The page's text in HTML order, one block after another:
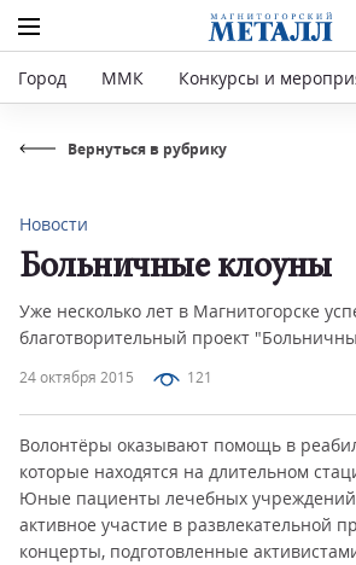
Город ММК Конкурсы и
Вернуться в рубрику
24 октября 2015 121
Новости
Больничные клоуны
Уже несколько лет в Магнитогорске
благотворительный проект
Волонтёры оказывают помощь в
которые находятся на длительном
Юные пациенты лечебных
активное участие в развлекательной
концерты, подготовленные